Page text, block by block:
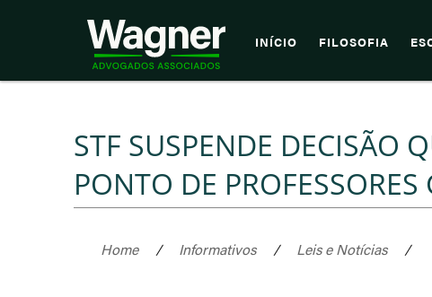
INÍCIO FILOSOFIA
STF SUSPENDE DECISÃO
PONTO DE PROFESSORES
Home / Informativos / Leis e Notícias /